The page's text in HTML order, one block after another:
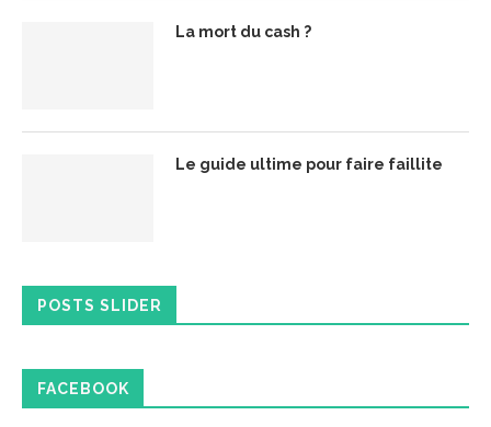
La mort du cash ?
Le guide ultime pour faire faillite
POSTS SLIDER
FACEBOOK